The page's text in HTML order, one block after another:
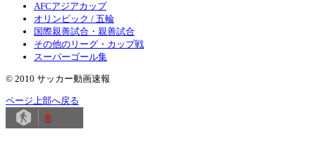
AFCアジアカップ
オリンピック / 五輪
国際親善試合・親善試合
その他のリーグ・カップ戦
スーパーゴール集
© 2010 サッカー動画速報
ページ上部へ戻る
8